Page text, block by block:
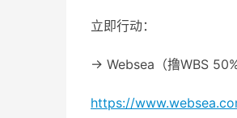
立即行动：
→ Websea（撸WBS
https://